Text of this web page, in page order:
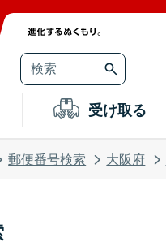
受け取る
郵便番号検索 大阪府